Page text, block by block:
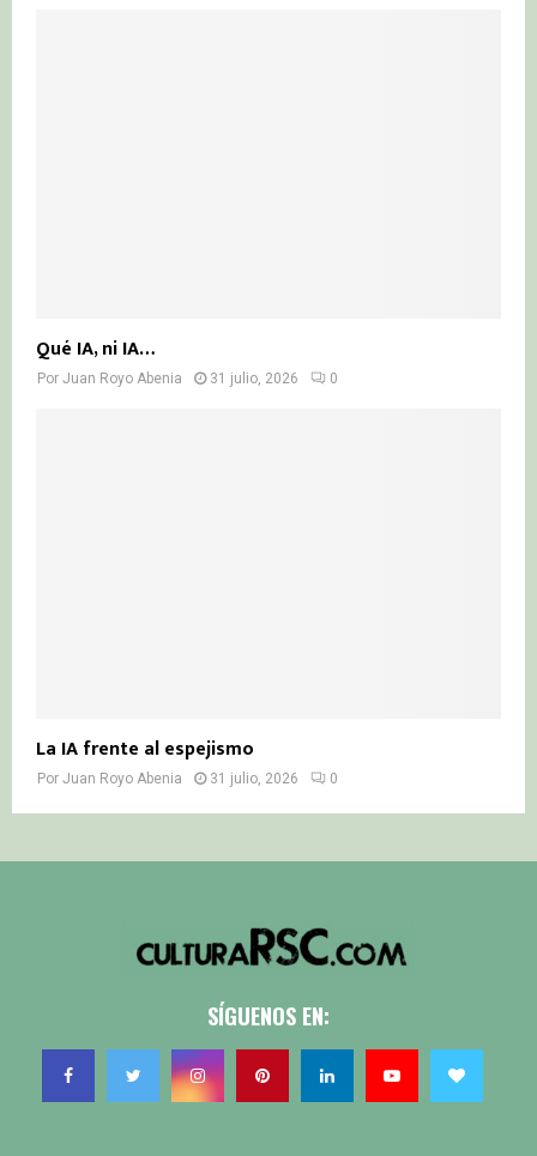
Qué IA, ni IA…
Por Juan Royo Abenia 31 julio, 2026 0
La IA frente al espejismo
Por Juan Royo Abenia 31 julio, 2026 0
SÍGUENOS EN: